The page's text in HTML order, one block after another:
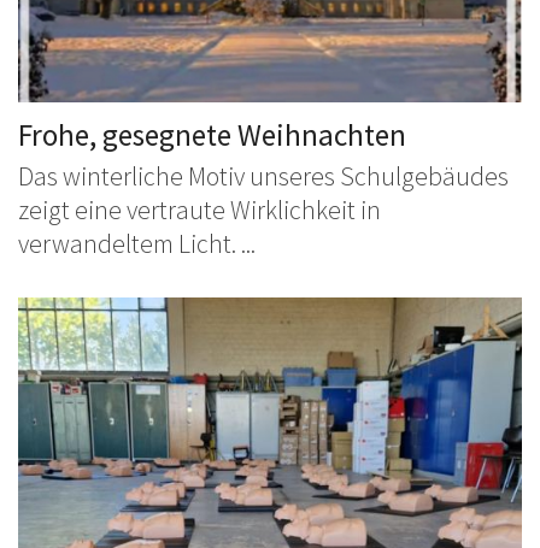
Frohe, gesegnete Weihnachten
Das winterliche Motiv unseres Schulgebäudes
zeigt eine vertraute Wirklichkeit in
verwandeltem Licht. ...